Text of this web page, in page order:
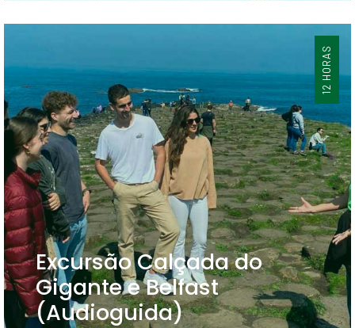
12 HORAS
Excursão Calçada do
Gigante e Belfast
(Audioguida)